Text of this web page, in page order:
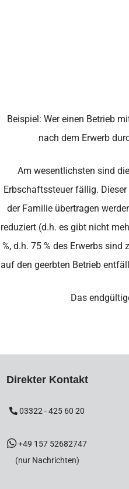
Beispiel: Wer einen Betrieb
nach dem Erwerb
Am wesentlichsten sind
Erbschaftssteuer fällig.
der Familie übertragen
reduziert (d.h. es gibt nicht
%, d.h. 75 % des Erwerbs
auf den geerbten Betrieb
Das
Direkter Kontakt
03322 - 425 60 20
+49 157 52682747
(nur Nachrichten)